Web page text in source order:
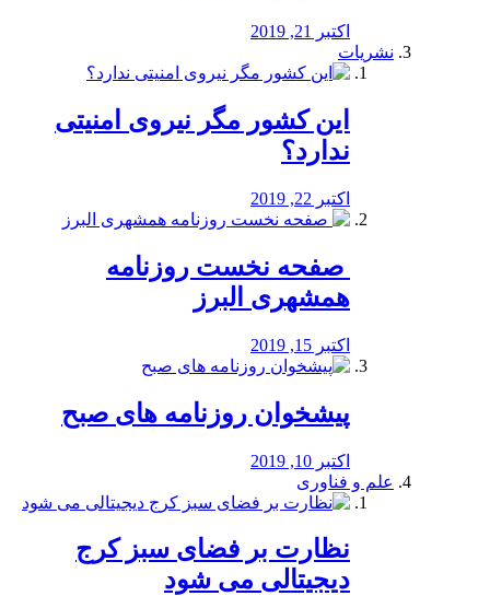
اکتبر 21, 2019
نشریات
این کشور مگر نیروی امنیتی
ندارد؟
اکتبر 22, 2019
️ صفحه نخست روزنامه‌
همشهری البرز
اکتبر 15, 2019
پیشخوان روزنامه های صبح
اکتبر 10, 2019
علم و فناوری
نظارت بر فضای سبز کرج
دیجیتالی می شود